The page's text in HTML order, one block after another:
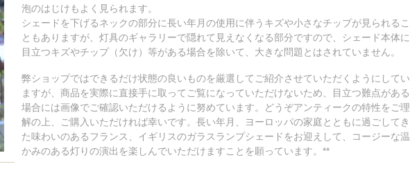
泡のはじけもよく見られます。
シェードを下げるネックの部分に長い年月の使用に伴うキズや小さなチップが見られるこ
ともありますが、灯具のギャラリーで隠れて見えなくなる部分ですので、シェード本体に
目立つキズやチップ（欠け）等がある場合を除いて、大きな問題とはされていません。
弊ショップではできるだけ状態の良いものを厳選してご紹介させていただくようにしてい
ますが、商品を実際に直接手に取ってご覧になっていただけないため、目立つ難点がある
場合には画像でご確認いただけるように努めています。どうぞアンティークの特性をご理
解の上、ご購入いただければ幸いです。長い年月、ヨーロッパの家庭とともに過ごしてき
た味わいのあるフランス、イギリスのガラスランプシェードをお迎えして、コージーな温
かみのある灯りの演出を楽しんでいただけますことを願っています。**